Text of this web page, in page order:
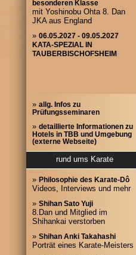
» allg. Infos zu
Prüfungsseminaren
» detaillierte Informationen zu
Hotels in TBB und Umgebung
(externe Webseite)
rund ums Karate
» Philosophie des Karate-Dô
Videos, Interviews und mehr
» Shihan Sato Yuji
8.Dan und Mitglied im
Shihankai verstorben
» Shihan Anki Takahashi
Porträt eines Karate-Meisters